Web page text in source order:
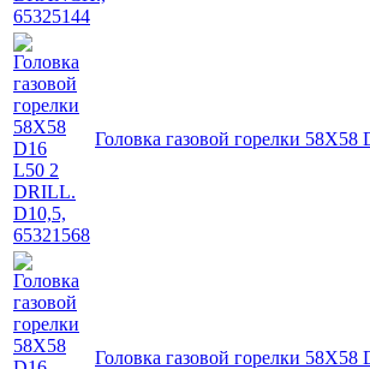
Головка газовой горелки
Головка газовой горелки